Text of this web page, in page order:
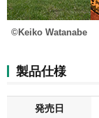
©Keiko Watanabe
製品仕様
発売日